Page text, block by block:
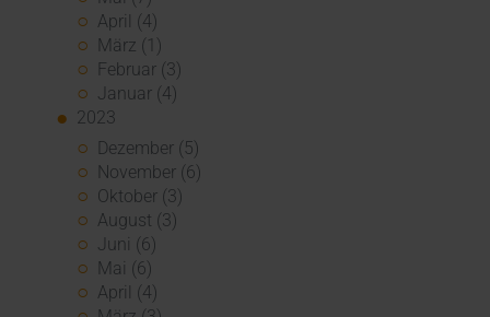
April (4)
März (1)
Februar (3)
Januar (4)
2023
Dezember (5)
November (6)
Oktober (3)
August (3)
Juni (6)
Mai (6)
April (4)